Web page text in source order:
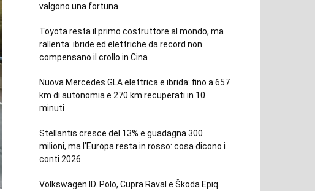
valgono una fortuna
Toyota resta il primo costruttore al mondo, ma
rallenta: ibride ed elettriche da record non
compensano il crollo in Cina
Nuova Mercedes GLA elettrica e ibrida: fino a 657
km di autonomia e 270 km recuperati in 10
minuti
Stellantis cresce del 13% e guadagna 300
milioni, ma l’Europa resta in rosso: cosa dicono i
conti 2026
Volkswagen ID. Polo, Cupra Raval e Škoda Epiq